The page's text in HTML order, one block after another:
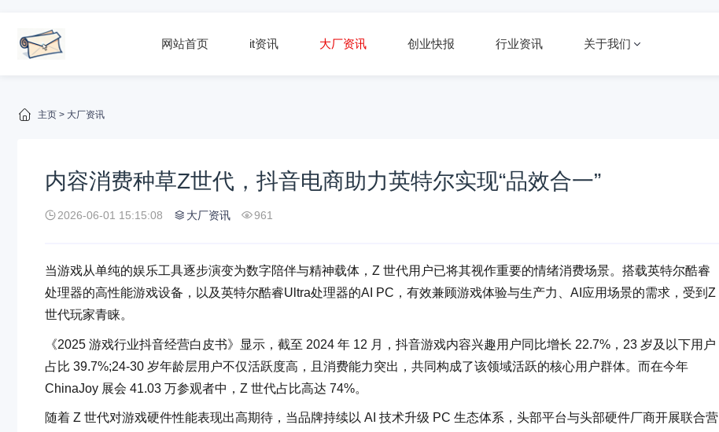
网站首页 it资讯 大厂资讯 创业快报 行业资讯 关于我们
主页 > 大厂资讯
内容消费种草Z世代，抖音电商助力英特尔实现“品效合一”
2026-06-01 15:15:08 大厂资讯 961
当游戏从单纯的娱乐工具逐步演变为数字陪伴与精神载体，Z 世代用户已将其视作重要的情绪消费场景。搭载英特尔酷睿
处理器的高性能游戏设备，以及英特尔酷睿Ultra处理器的AI PC，有效兼顾游戏体验与生产力、AI应用场景的需求，受到Z
世代玩家青睐。
《2025 游戏行业抖音经营白皮书》显示，截至 2024 年 12 月，抖音游戏内容兴趣用户同比增长 22.7%，23 岁及以下用户
占比 39.7%;24-30 岁年龄层用户不仅活跃度高，且消费能力突出，共同构成了该领域活跃的核心用户群体。而在今年
ChinaJoy 展会 41.03 万参观者中，Z 世代占比高达 74%。
随着 Z 世代对游戏硬件性能表现出高期待，当品牌持续以 AI 技术升级 PC 生态体系，头部平台与头部硬件厂商开展联合营